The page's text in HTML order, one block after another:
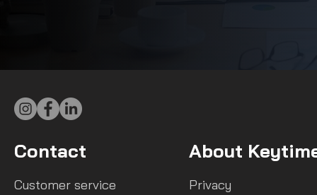
Contact
Customer service
About
Privacy